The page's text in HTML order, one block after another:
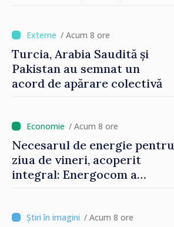
/ Acum 8 ore
Turcia, Arabia Saudită și
Pakistan au semnat un
acord de apărare colectivă
/ Acum 8 ore
Necesarul de energie pentru
ziua de vineri, acoperit
integral: Energocom a
/ Acum 8 ore